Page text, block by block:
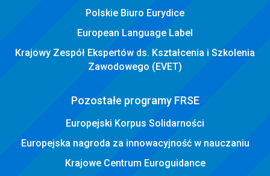
Polskie Biuro Eurydice
European Language Label
Krajowy Zespół Ekspertów ds. Kształcenia i Szkolenia
Zawodowego (EVET)
Pozostałe programy FRSE
Europejski Korpus Solidarności
Europejska nagroda za innowacyjność w nauczaniu
Krajowe Centrum Euroguidance